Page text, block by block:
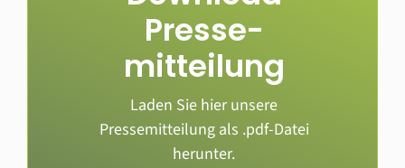
Presse­
mitteilung
Laden Sie hier unsere
Pressemitteilung als .pdf-Datei
herunter.